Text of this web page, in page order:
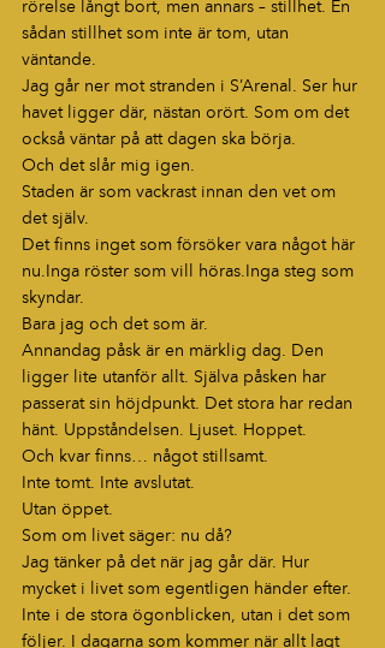
rörelse långt bort, men annars – stillhet. En
sådan stillhet som inte är tom, utan
väntande.
Jag går ner mot stranden i S’Arenal. Ser hur
havet ligger där, nästan orört. Som om det
också väntar på att dagen ska börja.
Och det slår mig igen.
Staden är som vackrast innan den vet om
det själv.
Det finns inget som försöker vara något här
nu.Inga röster som vill höras.Inga steg som
skyndar.
Bara jag och det som är.
Annandag påsk är en märklig dag. Den
ligger lite utanför allt. Själva påsken har
passerat sin höjdpunkt. Det stora har redan
hänt. Uppståndelsen. Ljuset. Hoppet.
Och kvar finns… något stillsamt.
Inte tomt. Inte avslutat.
Utan öppet.
Som om livet säger: nu då?
Jag tänker på det när jag går där. Hur
mycket i livet som egentligen händer efter.
Inte i de stora ögonblicken, utan i det som
följer. I dagarna som kommer när allt lagt